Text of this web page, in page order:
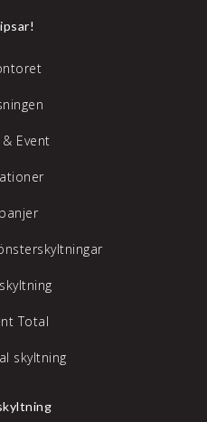
Event
Total
skyltning